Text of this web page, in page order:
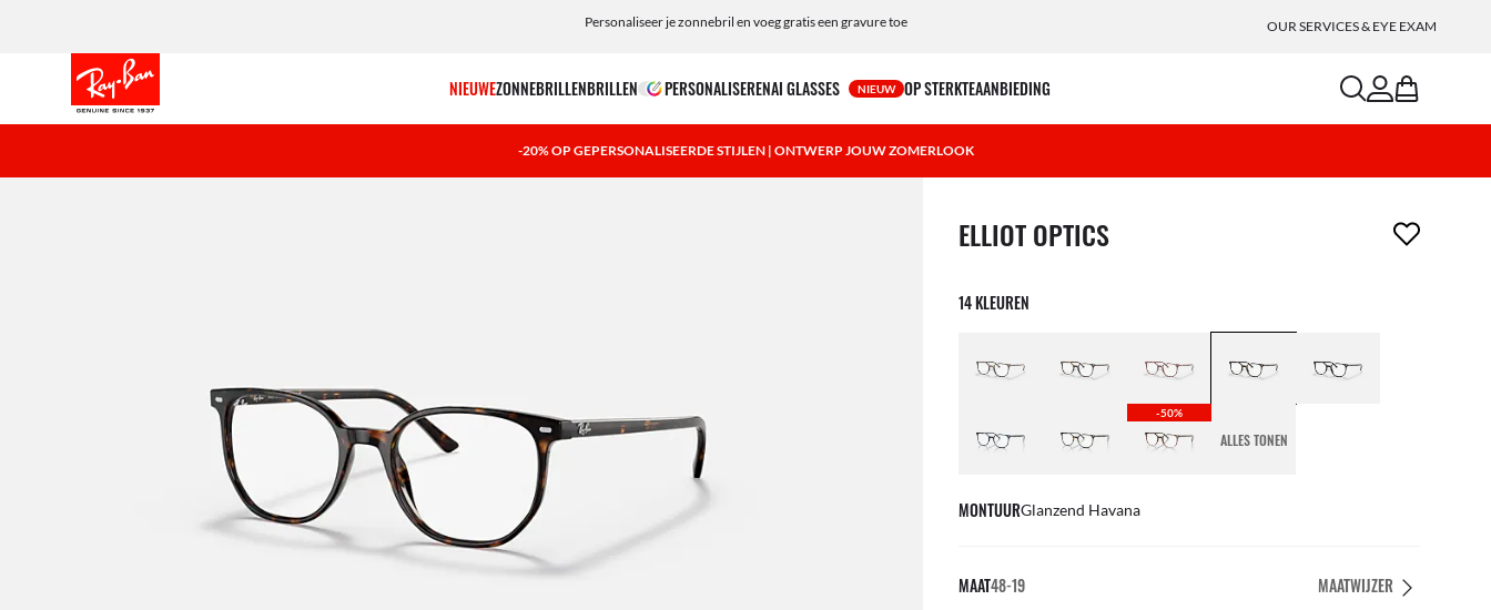
Personaliseer je zonnebril en voeg gratis een gravure toe OUR SERVICES & EYE EXAM
NIEUWEZONNEBRILLENBRILLEN PERSONALISERENAI GLASSES NIEUW OP STERKTEAANBIEDING searchaccount
bag
-20% OP GEPERSONALISEERDE STIJLEN | ONTWERP JOUW ZOMERLOOK
1 item is uit je verlanglijst verwijderd
ELLIOT OPTICS
14 KLEUREN
-50%
ALLES TONEN
MONTUURGlanzend Havana
MAAT48-19 MAATWIJZER